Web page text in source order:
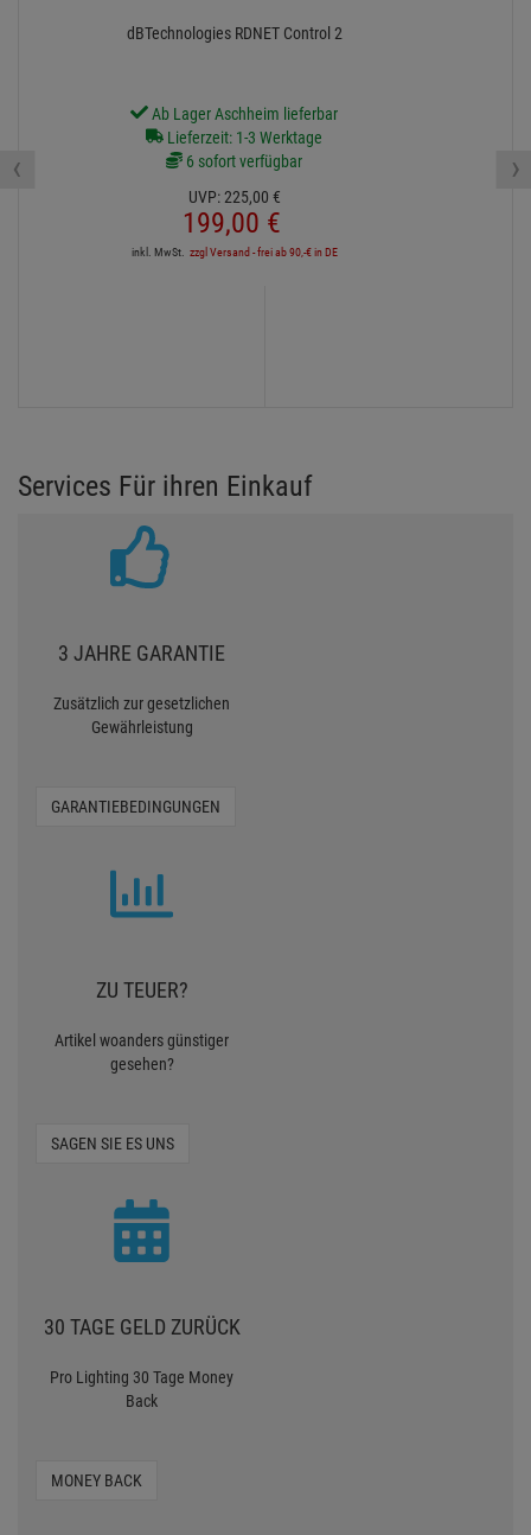
dBTechnologies RDNET Control 2
Ab Lager Aschheim lieferbar
Lieferzeit: 1-3 Werktage
6 sofort verfügbar
UVP:225,00 €
199,00 €
inkl. MwSt. zzgl Versand - frei ab 90,-€ in DE
‹ ›
Services Für ihren Einkauf
3 JAHRE GARANTIE
Zusätzlich zur gesetzlichen
Gewährleistung
GARANTIEBEDINGUNGEN
ZU TEUER?
Artikel woanders günstiger
gesehen?
SAGEN SIE ES UNS
30 TAGE GELD ZURÜCK
Pro Lighting 30 Tage Money
Back
MONEY BACK